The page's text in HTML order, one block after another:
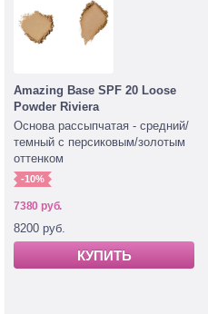
Amazing Base SPF 20 Loose
Powder Riviera
Основа рассыпчатая - средний/
темный с персиковым/золотым
оттенком
-10%
7380 руб.
8200 руб.
КУПИТЬ